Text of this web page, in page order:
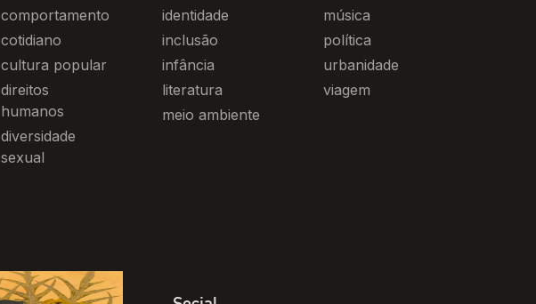
comportamento
cotidiano
cultura popular
direitos
humanos
diversidade
sexual
identidade
inclusão
infância
literatura
meio ambiente
música
política
urbanidade
viagem